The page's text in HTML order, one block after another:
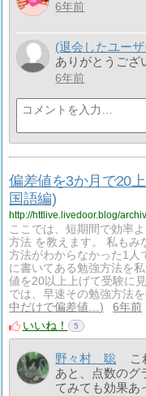
6年前
(退会したユー
ありがとうござ
6年前
偏差値を3か月で20上
国語編)
http://httlive.livedoor.blog/
ここでは、短期間で効率
方法 を教えます。 私もみ
方法がわからなかった1人
に書いてある勉強方法を
値を20以上上げて受験に
では、早速その勉強方法
中だけで偏差値…
6年前
いいね！
5
野々村 聡
こ
あと、点数のグ
てみても効果あ